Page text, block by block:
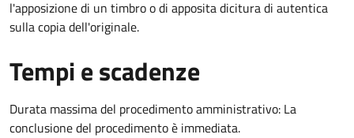
l'apposizione di un timbro o di apposita dicitura di autentica
sulla copia dell'originale.
Tempi e scadenze
Durata massima del procedimento amministrativo: La
conclusione del procedimento è immediata.